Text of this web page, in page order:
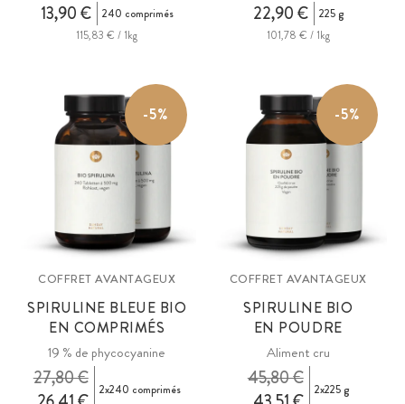
13,90 €
240 comprimés
115,83 € / 1kg
22,90 €
225 g
101,78 € / 1kg
-5%
COFFRET AVANTAGEUX
SPIRULINE BLEUE BIO
EN COMPRIMÉS
19 % de phycocyanine
27,80 € 2x240 comprimés
-5%
COFFRET AVANTAGEUX
SPIRULINE BIO
EN POUDRE
Aliment cru
45,80 € 2x225 g